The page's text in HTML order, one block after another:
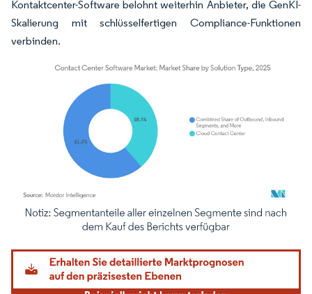
Kontaktcenter-Software belohnt weiterhin Anbieter, die GenKI-
Skalierung mit schlüsselfertigen Compliance-Funktionen
verbinden.
Bild © Mordor Intelligence. Wiederverwendung erfordert Namensnennung